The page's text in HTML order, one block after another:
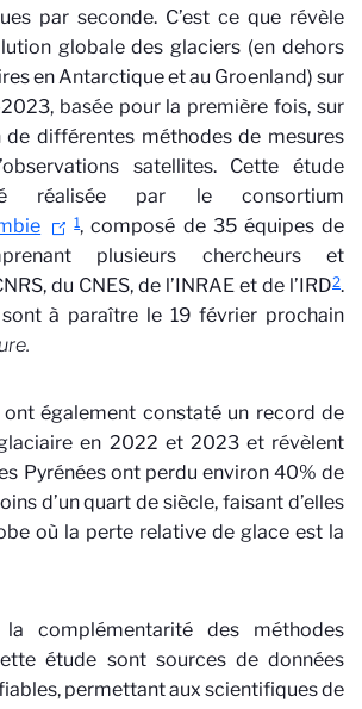
par seconde. C’est ce que révèle
globale des glaciers (en dehors
en Antarctique et au Groenland) sur
basée pour la première fois, sur
de différentes méthodes de mesures
satellites. Cette étude
réalisée par le
consortium
1, composé de 35 équipes de
plusieurs chercheurs et
du CNES, de l’INRAE et de l’IRD2.
à paraître le 19 février prochain
également constaté un record de
en 2022 et 2023 et révèlent
Pyrénées ont perdu environ 40% de
d’un quart de siècle, faisant d’elles
où la perte relative de glace est la
complémentarité des méthodes
étude sont sources de données
permettant aux scientifiques de